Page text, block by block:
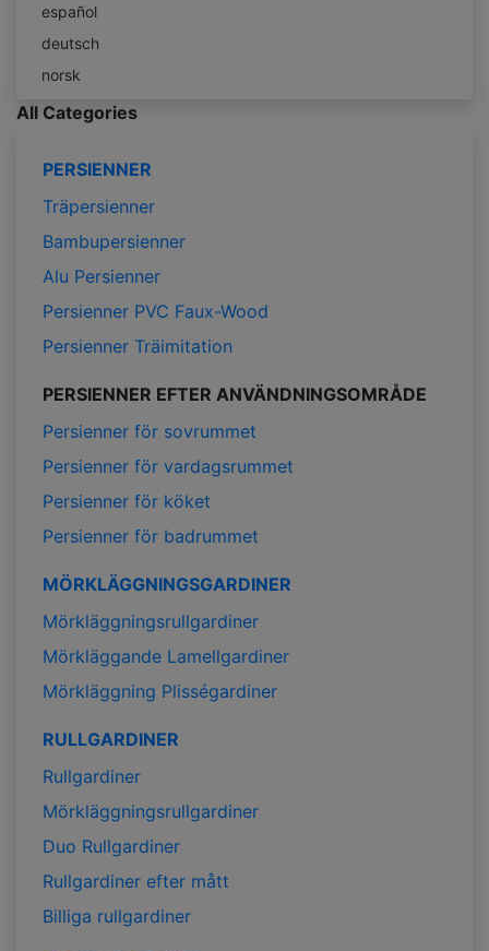
español
deutsch
norsk
All Categories
PERSIENNER
Träpersienner
Bambupersienner
Alu Persienner
Persienner PVC Faux-Wood
Persienner Träimitation
PERSIENNER EFTER ANVÄNDNINGSOMRÅDE
Persienner för sovrummet
Persienner för vardagsrummet
Persienner för köket
Persienner för badrummet
MÖRKLÄGGNINGSGARDINER
Mörkläggningsrullgardiner
Mörkläggande Lamellgardiner
Mörkläggning Plisségardiner
RULLGARDINER
Rullgardiner
Mörkläggningsrullgardiner
Duo Rullgardiner
Rullgardiner efter mått
Billiga rullgardiner